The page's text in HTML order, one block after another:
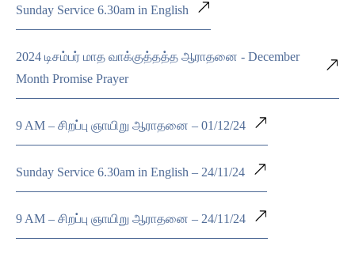
Sunday Service 6.30am in English
2024 டிசம்பர் மாத வாக்குத்தத்த ஆராதனை - December
Month Promise Prayer
9 AM – சிறப்பு ஞாயிறு ஆராதனை – 01/12/24
Sunday Service 6.30am in English – 24/11/24
9 AM – சிறப்பு ஞாயிறு ஆராதனை – 24/11/24